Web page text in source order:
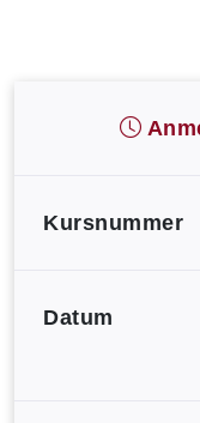
Kursnummer
Datum